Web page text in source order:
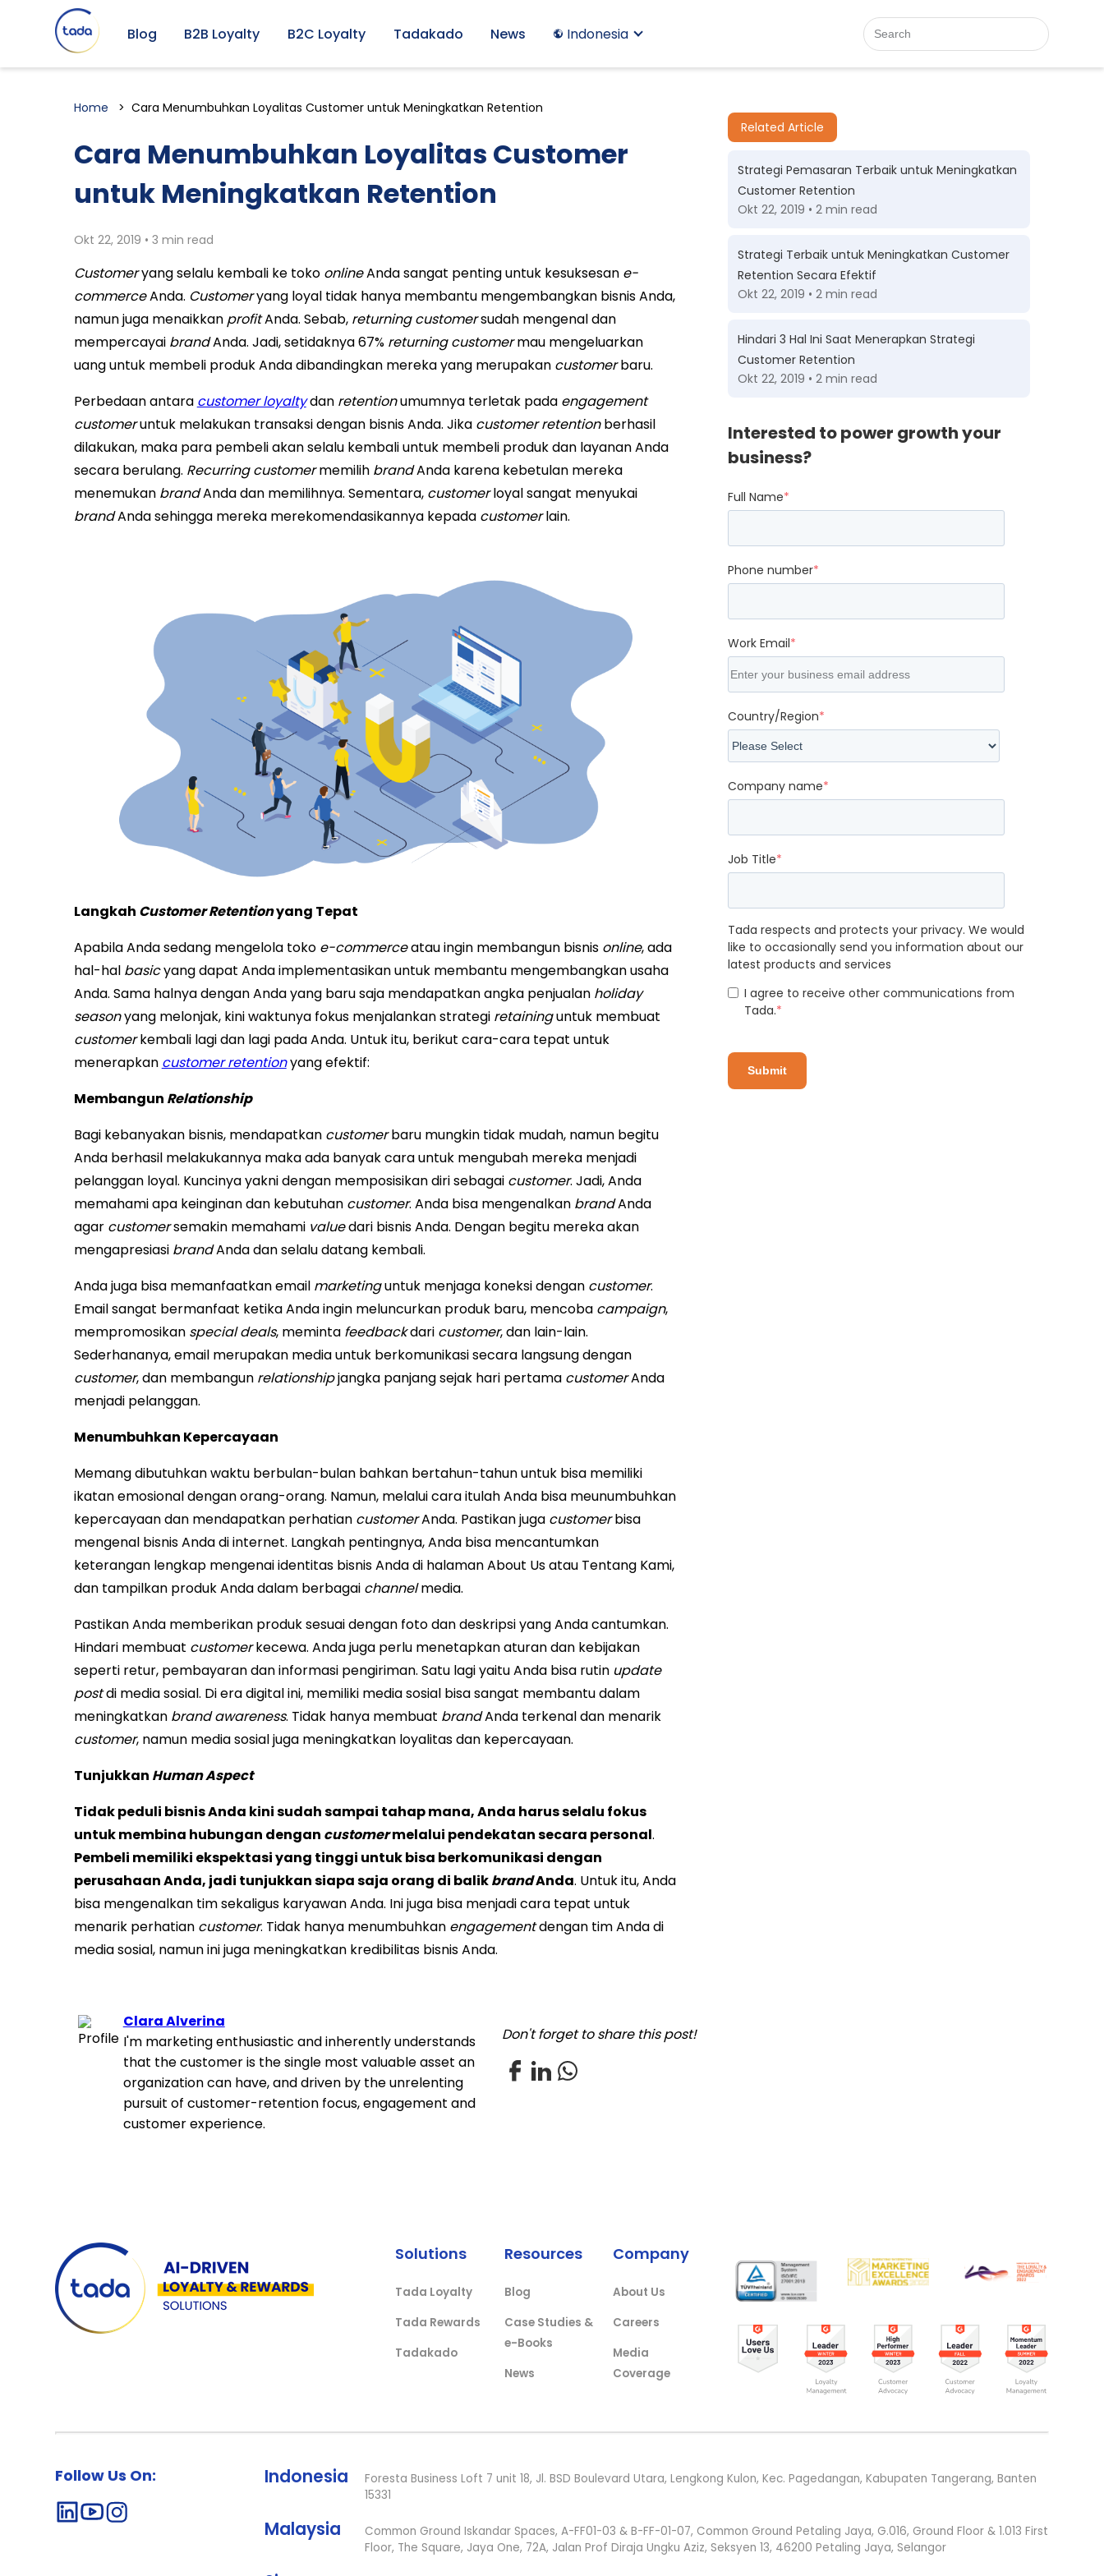
Blog B2B Loyalty B2C Loyalty Tadakado News Indonesia
Home Cara Menumbuhkan Loyalitas Customer untuk Meningkatkan Retention
Cara Menumbuhkan Loyalitas Customer
untuk Meningkatkan Retention
Okt 22, 2019 • 3 min read
Customeryang selalu kembali ke toko onlineAnda sangat penting untuk kesuksesan e-
commerceAnda. Customeryang loyal tidak hanya membantu mengembangkan bisnis Anda,
namun juga menaikkan profitAnda. Sebab, returning customersudah mengenal dan
mempercayai brandAnda. Jadi, setidaknya 67% returning customermau mengeluarkan
uang untuk membeli produk Anda dibandingkan mereka yang merupakan customerbaru.
Perbedaan antara customer loyaltydan retentionumumnya terletak pada engagement
customeruntuk melakukan transaksi dengan bisnis Anda. Jika customer retentionberhasil
dilakukan, maka para pembeli akan selalu kembali untuk membeli produk dan layanan Anda
secara berulang. Recurring customermemilih brandAnda karena kebetulan mereka
menemukan brandAnda dan memilihnya. Sementara, customerloyal sangat menyukai
brandAnda sehingga mereka merekomendasikannya kepada customerlain.
Langkah Customer Retentionyang Tepat
Apabila Anda sedang mengelola toko e-commerceatau ingin membangun bisnis online, ada
hal-hal basicyang dapat Anda implementasikan untuk membantu mengembangkan usaha
Anda. Sama halnya dengan Anda yang baru saja mendapatkan angka penjualan holiday
seasonyang melonjak, kini waktunya fokus menjalankan strategi retaininguntuk membuat
customerkembali lagi dan lagi pada Anda. Untuk itu, berikut cara-cara tepat untuk
menerapkan customer retentionyang efektif:
Membangun Relationship
Bagi kebanyakan bisnis, mendapatkan customerbaru mungkin tidak mudah, namun begitu
Anda berhasil melakukannya maka ada banyak cara untuk mengubah mereka menjadi
pelanggan loyal. Kuncinya yakni dengan memposisikan diri sebagai customer. Jadi, Anda
memahami apa keinginan dan kebutuhan customer. Anda bisa mengenalkan brandAnda
agar customersemakin memahami valuedari bisnis Anda. Dengan begitu mereka akan
mengapresiasi brandAnda dan selalu datang kembali.
Anda juga bisa memanfaatkan email marketinguntuk menjaga koneksi dengan customer.
Email sangat bermanfaat ketika Anda ingin meluncurkan produk baru, mencoba campaign,
mempromosikan special deals, meminta feedbackdari customer, dan lain-lain.
Sederhananya, email merupakan media untuk berkomunikasi secara langsung dengan
customer, dan membangun relationshipjangka panjang sejak hari pertama customerAnda
menjadi pelanggan.
Menumbuhkan Kepercayaan
Memang dibutuhkan waktu berbulan-bulan bahkan bertahun-tahun untuk bisa memiliki
ikatan emosional dengan orang-orang. Namun, melalui cara itulah Anda bisa meunumbuhkan
kepercayaan dan mendapatkan perhatian customerAnda. Pastikan juga customerbisa
mengenal bisnis Anda di internet. Langkah pentingnya, Anda bisa mencantumkan
keterangan lengkap mengenai identitas bisnis Anda di halaman About Us atau Tentang Kami,
dan tampilkan produk Anda dalam berbagai channelmedia.
Pastikan Anda memberikan produk sesuai dengan foto dan deskripsi yang Anda cantumkan.
Hindari membuat customerkecewa. Anda juga perlu menetapkan aturan dan kebijakan
seperti retur, pembayaran dan informasi pengiriman. Satu lagi yaitu Anda bisa rutin update
postdi media sosial. Di era digital ini, memiliki media sosial bisa sangat membantu dalam
meningkatkan brand awareness. Tidak hanya membuat brandAnda terkenal dan menarik
customer, namun media sosial juga meningkatkan loyalitas dan kepercayaan.
Tunjukkan Human Aspect
Tidak peduli bisnis Anda kini sudah sampai tahap mana, Anda harus selalu fokus
untuk membina hubungan dengan customermelalui pendekatan secara personal.
Pembeli memiliki ekspektasi yang tinggi untuk bisa berkomunikasi dengan
perusahaan Anda, jadi tunjukkan siapa saja orang di balikbrandAnda. Untuk itu, Anda
bisa mengenalkan tim sekaligus karyawan Anda. Ini juga bisa menjadi cara tepat untuk
menarik perhatian customer. Tidak hanya menumbuhkan engagementdengan tim Anda di
media sosial, namun ini juga meningkatkan kredibilitas bisnis Anda.
Clara Alverina
I'm marketing enthusiastic and inherently understands
that the customer is the single most valuable asset an
organization can have, and driven by the unrelenting
pursuit of customer-retention focus, engagement and
customer experience.
Don't forget to share this post!
Related Article
Strategi Pemasaran Terbaik untuk Meningkatkan
Customer Retention
Okt 22, 2019 • 2 min read
Strategi Terbaik untuk Meningkatkan Customer
Retention Secara Efektif
Okt 22, 2019 • 2 min read
Hindari 3 Hal Ini Saat Menerapkan Strategi
Customer Retention
Okt 22, 2019 • 2 min read
Interested to power growth your
business?
Full Name*
Phone number*
Work Email*
Country/Region*
Company name*
Job Title*
Tada respects and protects your privacy. We would
like to occasionally send you information about our
latest products and services
I agree to receive other communications from
Tada.*
Solutions
Tada Loyalty
Tada Rewards
Tadakado
Resources
Blog
Case Studies &
e-Books
News
Company
About Us
Careers
Media
Coverage
Follow Us On: Indonesia
Foresta Business Loft 7 unit 18, Jl. BSD Boulevard Utara, Lengkong Kulon, Kec. Pagedangan, Kabupaten Tangerang, Banten
15331
Malaysia
Common Ground Iskandar Spaces, A-FF01-03 & B-FF-01-07, Common Ground Petaling Jaya, G.016, Ground Floor & 1.013 First
Floor, The Square, Jaya One, 72A, Jalan Prof Diraja Ungku Aziz, Seksyen 13, 46200 Petaling Jaya, Selangor